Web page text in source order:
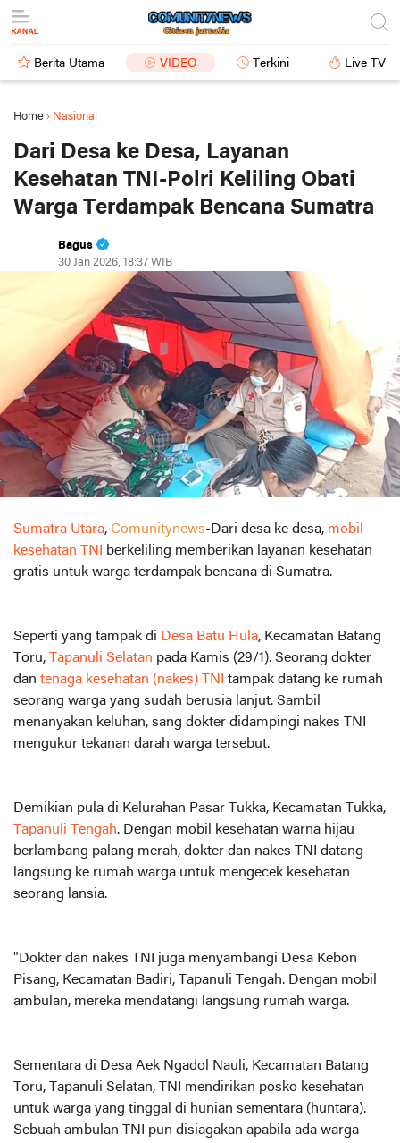
Berita Utama VIDEO Terkini Live TV
Home › Nasional
Dari Desa ke Desa, Layanan
Kesehatan TNI-Polri Keliling Obati
Warga Terdampak Bencana Sumatra
Bagus
30 Jan 2026, 18:37 WIB
Sumatra Utara, Comunitynews-Dari desa ke desa, mobil
kesehatan TNI
berkeliling memberikan layanan kesehatan
gratis untuk warga terdampak bencana di Sumatra.
Seperti yang tampak di Desa Batu Hula, Kecamatan Batang
Toru,
Tapanuli Selatan pada Kamis (29/1). Seorang dokter
dan tenaga kesehatan (nakes) TNI
tampak datang ke rumah
seorang warga yang sudah berusia lanjut. Sambil
menanyakan keluhan, sang dokter didampingi nakes TNI
mengukur tekanan darah warga tersebut.
Demikian pula di Kelurahan Pasar Tukka, Kecamatan Tukka,
Tapanuli Tengah. Dengan mobil kesehatan warna hijau
berlambang palang merah, dokter dan nakes TNI datang
langsung ke rumah warga untuk mengecek kesehatan
seorang lansia.
"Dokter dan nakes TNI juga menyambangi Desa Kebon
Pisang, Kecamatan Badiri, Tapanuli Tengah. Dengan mobil
ambulan, mereka mendatangi langsung rumah warga.
Sementara di Desa Aek Ngadol Nauli, Kecamatan Batang
Toru, Tapanuli Selatan, TNI mendirikan posko kesehatan
untuk warga yang tinggal di hunian sementara (huntara).
Sebuah ambulan TNI pun disiagakan apabila ada warga